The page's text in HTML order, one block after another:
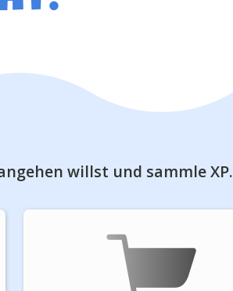
willst und sammle XP.